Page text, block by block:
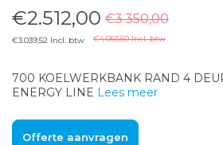
€2.512,00 €3.350,00
€3.039,52 Incl. btw €4.053,50 Incl. btw
700 KOELWERKBANK RAND 4
ENERGY LINE Lees meer
Offerte aanvragen